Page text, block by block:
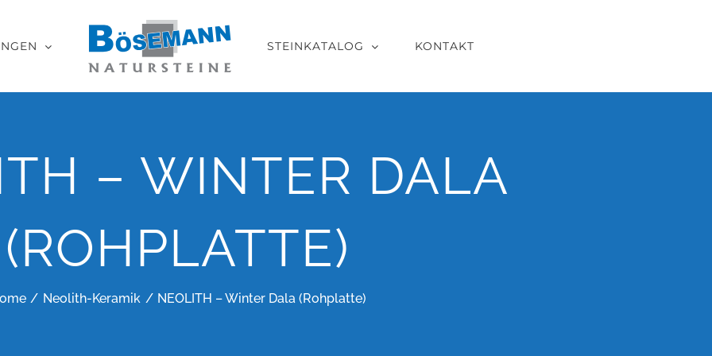
STEINKATALOG KONTAKT
– WINTER DALA
(ROHPLATTE)
Neolith-Keramik NEOLITH – Winter Dala (Rohplatte)